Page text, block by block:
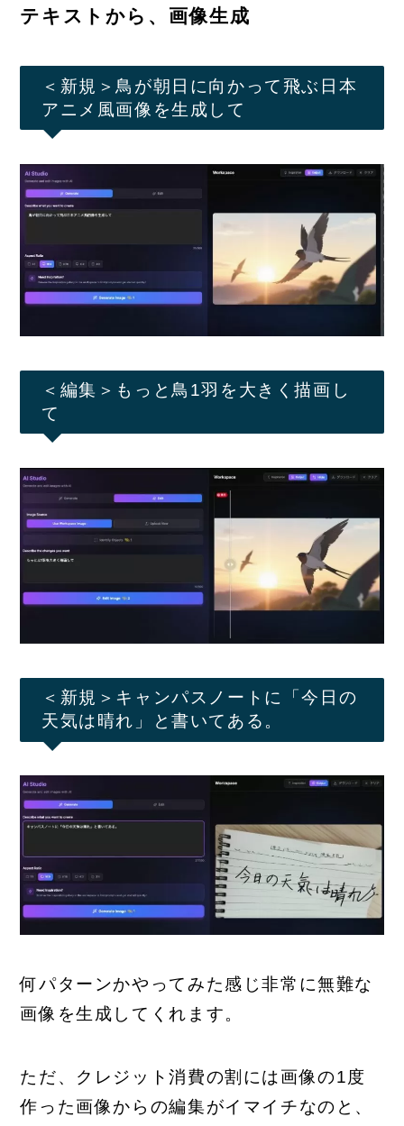
テキストから、画像生成
＜新規＞鳥が朝日に向かって飛ぶ日本
アニメ風画像を生成して
＜編集＞もっと鳥1羽を大きく描画し
て
＜新規＞キャンパスノートに「今日の
天気は晴れ」と書いてある。
何パターンかやってみた感じ非常に無難な
画像を生成してくれます。
ただ、クレジット消費の割には画像の1度
作った画像からの編集がイマイチなのと、